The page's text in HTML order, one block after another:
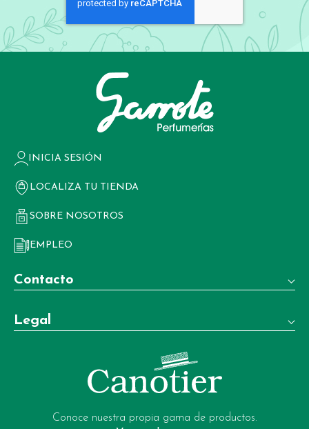
INICIA SESIÓN
LOCALIZA TU TIENDA
SOBRE NOSOTROS
EMPLEO
Contacto
Teléfono:
+34 981 22 97 83
+34 604 02 37 06
garrote-web@perfumeriagarrote.es
Legal
Términos y condiciones de venta
Política de privacidad
Conoce nuestra propia gama de productos.